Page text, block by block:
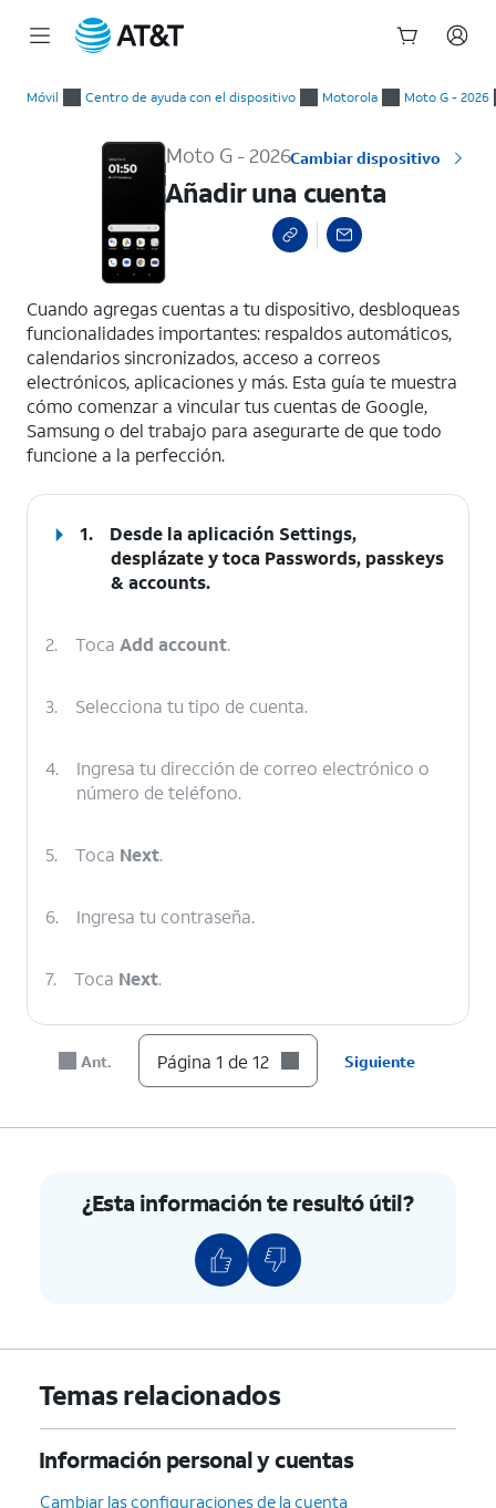
Móvil Centro de ayuda con el dispositivo Motorola Moto G - 2026
Moto G - 2026Cambiar dispositivo
Añadir una cuenta
Cuando agregas cuentas a tu dispositivo, desbloqueas
funcionalidades importantes: respaldos automáticos,
calendarios sincronizados, acceso a correos
electrónicos, aplicaciones y más. Esta guía te muestra
cómo comenzar a vincular tus cuentas de Google,
Samsung o del trabajo para asegurarte de que todo
funcione a la perfección.
1.
Desde la aplicación Settings,
desplázate y toca Passwords, passkeys
& accounts.
2. Toca Add account.
3. Selecciona tu tipo de cuenta.
4.
Ingresa tu dirección de correo electrónico o
número de teléfono.
5. Toca Next.
6. Ingresa tu contraseña.
7. Toca Next.
Vuelve a tocarNext.
¡Completaste los pasos!
Ant. Página 1 de 12 Siguiente
¿Esta información te resultó útil?
Temas relacionados
Información personal y cuentas
Cambiar las configuraciones de la cuenta